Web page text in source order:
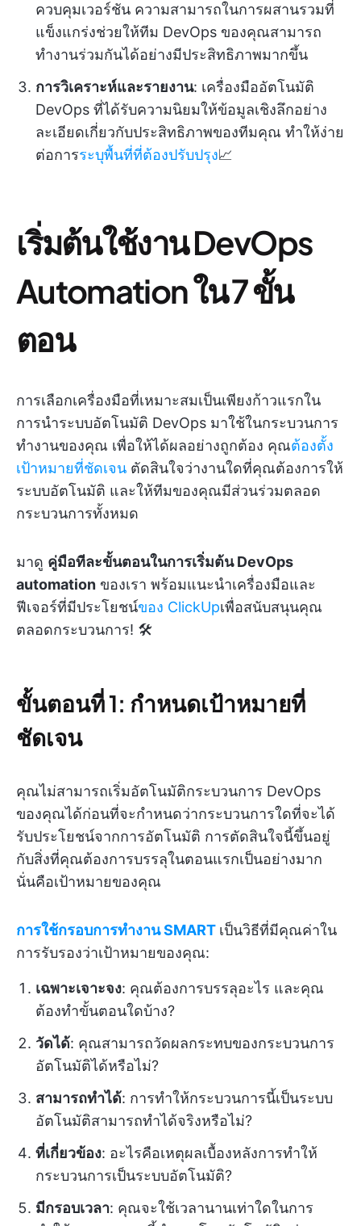
ควบคุมเวอร์ชัน ความสามารถในการผสานรวมที่
แข็งแกร่งช่วยให้ทีม DevOps ของคุณสามารถ
ทำงานร่วมกันได้อย่างมีประสิทธิภาพมากขึ้น
การวิเคราะห์และรายงาน: เครื่องมืออัตโนมัติ
DevOps ที่ได้รับความนิยมให้ข้อมูลเชิงลึกอย่าง
ละเอียดเกี่ยวกับประสิทธิภาพของทีมคุณ ทำให้ง่าย
ต่อการระบุพื้นที่ที่ต้องปรับปรุง📈
เริ่มต้นใช้งาน DevOps
Automation ใน 7 ขั้น
ตอน
การเลือกเครื่องมือที่เหมาะสมเป็นเพียงก้าวแรกใน
การนำระบบอัตโนมัติ DevOps มาใช้ในกระบวนการ
ทำงานของคุณ เพื่อให้ได้ผลอย่างถูกต้อง คุณต้องตั้ง
เป้าหมายที่ชัดเจน ตัดสินใจว่างานใดที่คุณต้องการให้
ระบบอัตโนมัติ และให้ทีมของคุณมีส่วนร่วมตลอด
กระบวนการทั้งหมด
มาดู คู่มือทีละขั้นตอนในการเริ่มต้น DevOps
automation ของเรา พร้อมแนะนำเครื่องมือและ
ฟีเจอร์ที่มีประโยชน์ของ ClickUpเพื่อสนับสนุนคุณ
ตลอดกระบวนการ! 🛠️
ขั้นตอนที่ 1: กำหนดเป้าหมายที่
ชัดเจน
คุณไม่สามารถเริ่มอัตโนมัติกระบวนการ DevOps
ของคุณได้ก่อนที่จะกำหนดว่ากระบวนการใดที่จะได้
รับประโยชน์จากการอัตโนมัติ การตัดสินใจนี้ขึ้นอยู่
กับสิ่งที่คุณต้องการบรรลุในตอนแรกเป็นอย่างมาก
นั่นคือเป้าหมายของคุณ
การใช้กรอบการทำงาน SMART เป็นวิธีที่มีคุณค่าใน
การรับรองว่าเป้าหมายของคุณ:
เฉพาะเจาะจง: คุณต้องการบรรลุอะไร และคุณ
ต้องทำขั้นตอนใดบ้าง?
วัดได้: คุณสามารถวัดผลกระทบของกระบวนการ
อัตโนมัติได้หรือไม่?
สามารถทำได้: การทำให้กระบวนการนี้เป็นระบบ
อัตโนมัติสามารถทำได้จริงหรือไม่?
ที่เกี่ยวข้อง: อะไรคือเหตุผลเบื้องหลังการทำให้
กระบวนการเป็นระบบอัตโนมัติ?
มีกรอบเวลา: คุณจะใช้เวลานานเท่าใดในการ